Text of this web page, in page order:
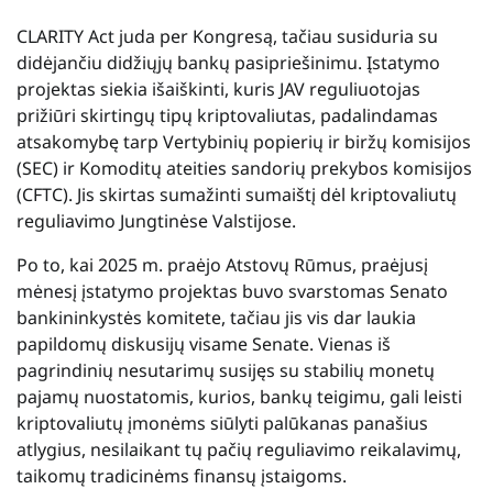
CLARITY Act juda per Kongresą, tačiau susiduria su
didėjančiu didžiųjų bankų pasipriešinimu. Įstatymo
projektas siekia išaiškinti, kuris JAV reguliuotojas
prižiūri skirtingų tipų kriptovaliutas, padalindamas
atsakomybę tarp Vertybinių popierių ir biržų komisijos
(SEC) ir Komoditų ateities sandorių prekybos komisijos
(CFTC). Jis skirtas sumažinti sumaištį dėl kriptovaliutų
reguliavimo Jungtinėse Valstijose.
Po to, kai 2025 m. praėjo Atstovų Rūmus, praėjusį
mėnesį įstatymo projektas buvo svarstomas Senato
bankininkystės komitete, tačiau jis vis dar laukia
papildomų diskusijų visame Senate. Vienas iš
pagrindinių nesutarimų susijęs su stabilių monetų
pajamų nuostatomis, kurios, bankų teigimu, gali leisti
kriptovaliutų įmonėms siūlyti palūkanas panašius
atlygius, nesilaikant tų pačių reguliavimo reikalavimų,
taikomų tradicinėms finansų įstaigoms.